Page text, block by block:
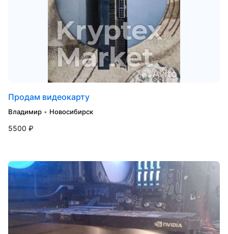
Продам видеокарту
Владимир • Новосибирск
5500 ₽